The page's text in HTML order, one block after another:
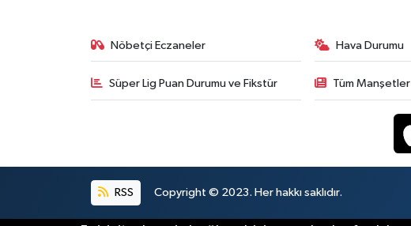
Nöbetçi Eczaneler Hava Durumu
Süper Lig Puan Durumu ve Fikstür Tüm Manşetler
RSS Copyright © 2023. Her hakkı saklıdır.